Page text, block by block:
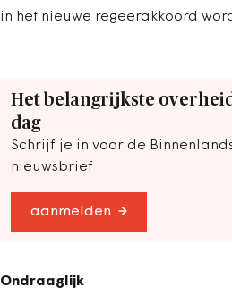
in het nieuwe regeerakkoord
Het belangrijkste
dag
Schrijf je in voor de
nieuwsbrief
aanmelden
Ondraaglijk